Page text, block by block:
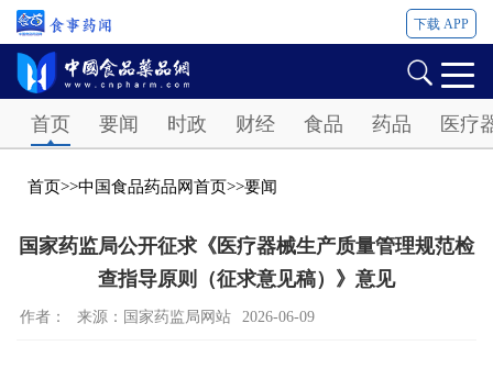
下载 APP
首页 要闻 时政 财经 食品 药品 医疗
首页>>中国食品药品网首页>>要闻
国家药监局公开征求《医疗器械生产质量管理规范检
查指导原则（征求意见稿）》意见
作者： 来源：国家药监局网站 2026-06-09